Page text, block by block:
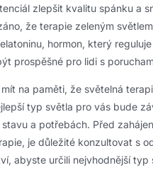
zlepšit kvalitu spánku a
že terapie zeleným
hormon, který
prospěšné pro lidi s
na paměti, že světelná
typ světla pro vás bude
a potřebách. Před
je důležité konzultovat s
abyste určili nejvhodnější typ